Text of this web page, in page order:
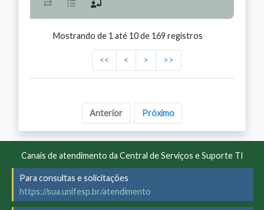
Mostrando de 1 até 10 de 169 registros
<< < > >>
Anterior Próximo
Canais de atendimento da Central de Serviços e Suporte TI
Para consultas e solicitações
https://sua.unifesp.br/atendimento